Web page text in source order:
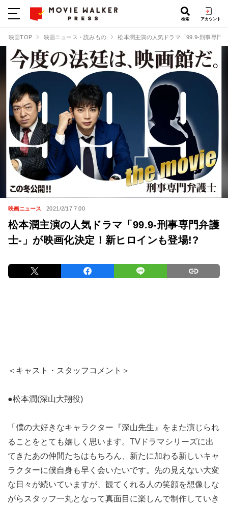
検索 アカウント
映画TOP 映画ニュース・読みもの 松本潤主演の人気ドラマ「99.9-刑事専門
映画ニュース 2021/2/17 7:00
松本潤主演の人気ドラマ「99.9-刑事専門弁護
士-」が映画化決定！新ヒロインも登場!?
＜キャスト・スタッフコメント＞
●松本潤(深山大翔役)
「僕の大好きなキャラクター『深山先生』をまた演じられ
ることをとても嬉しく思います。TVドラマシリーズに出
てきたあの仲間たちはもちろん、新たに加わる新しいキャ
ラクターに僕自身も早く会いたいです。先の見えない大変
な日々が続いていますが、観てくれる人の笑顔を想像しな
がらスタッフ一丸となって真面目に楽しんで制作していき